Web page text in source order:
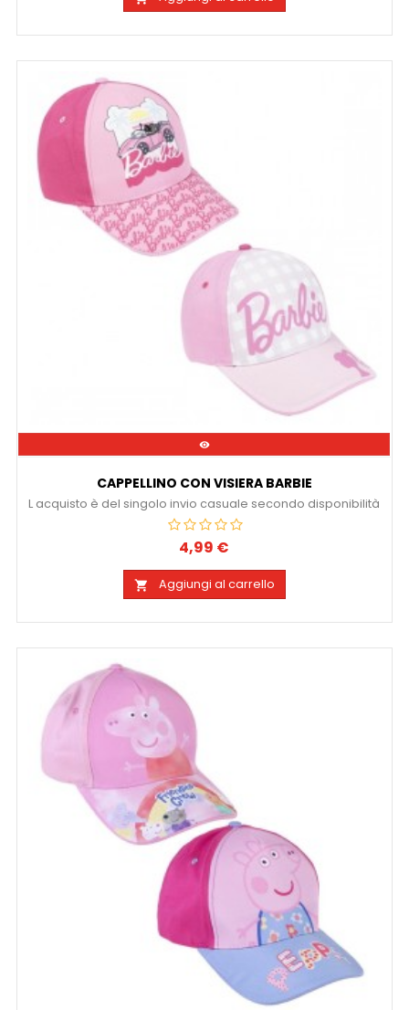

CAPPELLINO CON VISIERA BARBIE
L acquisto è del singolo invio casuale secondo disponibilità
Prezzo
4,99 €
 Aggiungi al carrello